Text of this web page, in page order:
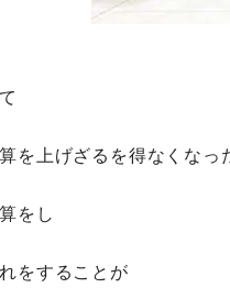
を上げざるを得なくなっ
をし
をすることが